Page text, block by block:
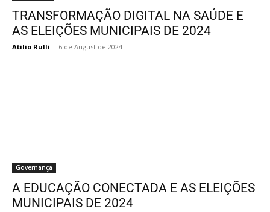
TRANSFORMAÇÃO DIGITAL NA SAÚDE E
AS ELEIÇÕES MUNICIPAIS DE 2024
Atilio Rulli - 6 de August de 2024
Governança
A EDUCAÇÃO CONECTADA E AS ELEIÇÕES
MUNICIPAIS DE 2024